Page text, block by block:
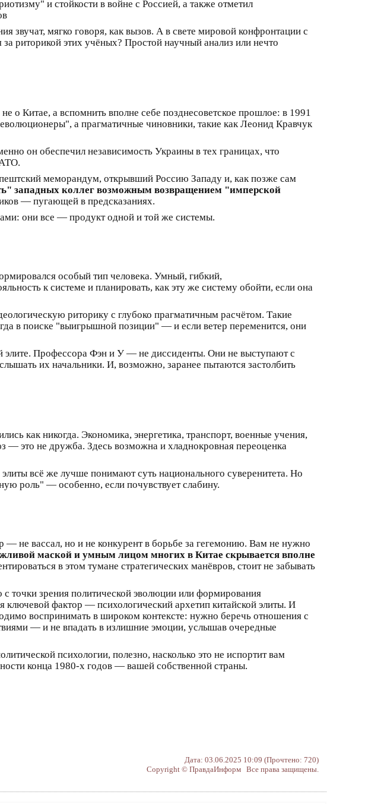
и стойкости в войне с Россией, а также отметил
мягко говоря, как вызов. А в свете мировой конфронтации с
риторикой этих учёных? Простой научный анализ или нечто
о Китае, а вспомнить вполне себе позднесоветское прошлое: в 1991
а прагматичные чиновники, такие как Леонид Кравчук
он обеспечил независимость Украины в тех границах, что
меморандум, открывший Россию Западу и, как позже сам
западных коллег возможным возвращением "имперской
— пугающей в предсказаниях.
они все — продукт одной и той же системы.
особый тип человека. Умный, гибкий,
к системе и планировать, как эту же систему обойти, если она
риторику с глубоко прагматичным расчётом. Такие
в поиске "выигрышной позиции" — и если ветер переменится, они
элите. Профессора Фэн и У — не диссиденты. Они не выступают с
их начальники. И, возможно, заранее пытаются застолбить
как никогда. Экономика, энергетика, транспорт, военные учения,
это не дружба. Здесь возможна и хладнокровная переоценка
всё же лучше понимают суть национального суверенитета. Но
роль" — особенно, если почувствует слабину.
не вассал, но и не конкурент в борьбе за гегемонию. Вам не нужно
маской и умным лицом многих в Китае скрывается вполне
в этом тумане стратегических манёвров, стоит не забывать
точки зрения политической эволюции или формирования
ключевой фактор — психологический архетип китайской элиты. И
воспринимать в широком контексте: нужно беречь отношения с
— и не впадать в излишние эмоции, услышав очередные
психологии, полезно, насколько это не испортит вам
конца 1980-х годов — вашей собственной страны.
Дата: 03.06.2025 10:09 (Прочтено: 720)
Copyright © ПравдаИнформ Все права защищены.